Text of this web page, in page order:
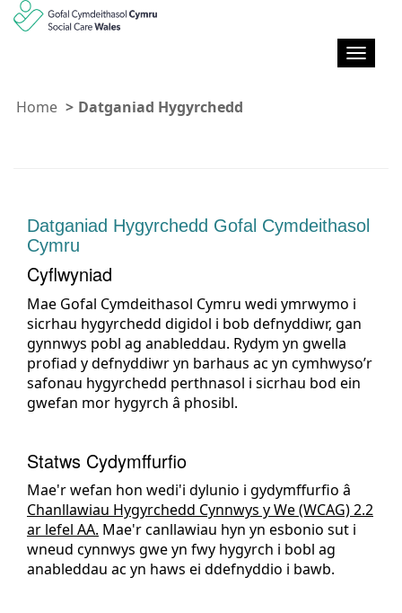
T
d
t
Home Datganiad Hygyrchedd
Datganiad Hygyrchedd Gofal Cymdeithasol
Cymru
Cyflwyniad
Mae Gofal Cymdeithasol Cymru wedi ymrwymo i
sicrhau hygyrchedd digidol i bob defnyddiwr, gan
gynnwys pobl ag anableddau. Rydym yn gwella
profiad y defnyddiwr yn barhaus ac yn cymhwyso’r
safonau hygyrchedd perthnasol i sicrhau bod ein
gwefan mor hygyrch â phosibl.
Statws Cydymffurfio
Mae'r wefan hon wedi'i dylunio i gydymffurfio â
Chanllawiau Hygyrchedd Cynnwys y We (WCAG) 2.2
ar lefel AA. Mae'r canllawiau hyn yn esbonio sut i
wneud cynnwys gwe yn fwy hygyrch i bobl ag
anableddau ac yn haws ei ddefnyddio i bawb.